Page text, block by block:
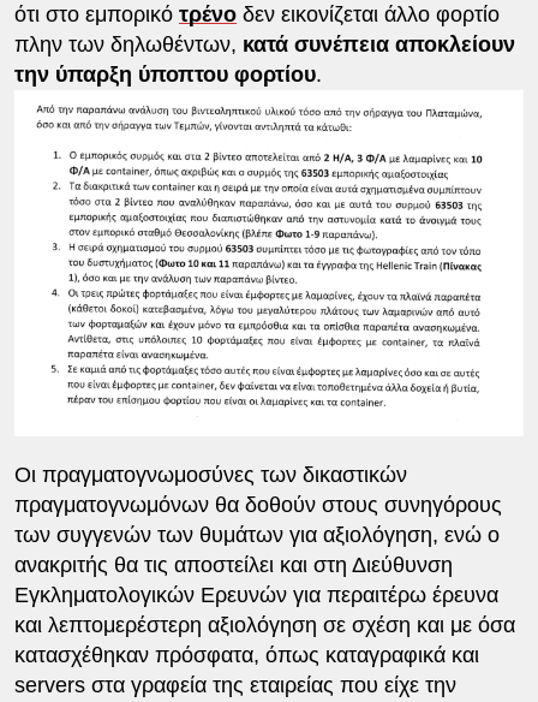
ότι στο εμπορικό τρένοδεν εικονίζεται άλλο φορτίο
πλην των δηλωθέντων, κατά συνέπεια αποκλείουν
την ύπαρξη ύποπτου φορτίου.
Οι πραγματογνωμοσύνες των δικαστικών
πραγματογνωμόνων θα δοθούν στους συνηγόρους
των συγγενών των θυμάτων για αξιολόγηση, ενώ ο
ανακριτής θα τις αποστείλει και στη Διεύθυνση
Εγκληματολογικών Ερευνών για περαιτέρω έρευνα
και λεπτομερέστερη αξιολόγηση σε σχέση και με όσα
κατασχέθηκαν πρόσφατα, όπως καταγραφικά και
servers στα γραφεία της εταιρείας που είχε την